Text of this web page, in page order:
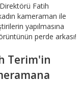
Fatih
kameraman ile
yapılmasına
perde arkası!
Terim'in